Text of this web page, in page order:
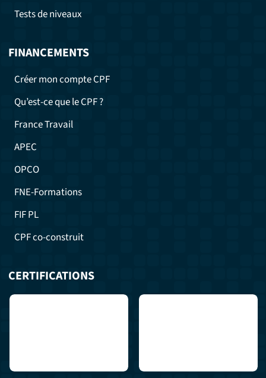
Tests de niveaux
CERTIFICATIONS
FINANCEMENTS
Créer mon compte CPF
Qu’est-ce que le CPF ?
France Travail
APEC
OPCO
FNE-Formations
FIF PL
CPF co-construit